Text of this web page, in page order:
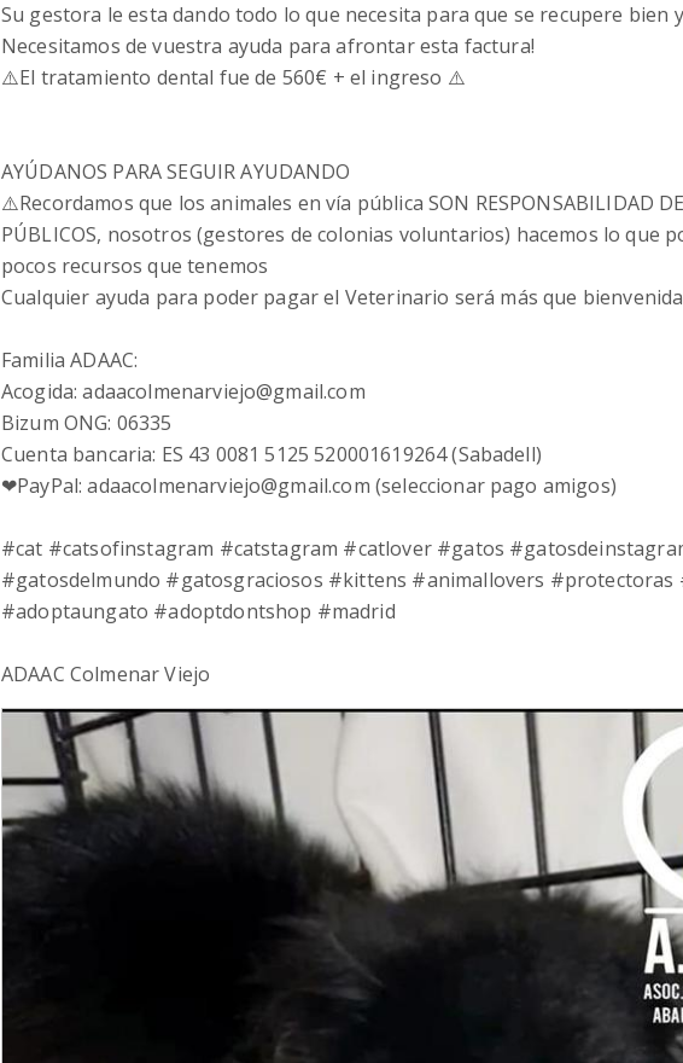
Su gestora le esta dando todo lo que necesita para que se recupere bien
Necesitamos de vuestra ayuda para afrontar esta factura!
⚠️El tratamiento dental fue de 560€ + el ingreso ⚠️
AYÚDANOS PARA SEGUIR AYUDANDO
⚠️Recordamos que los animales en vía pública SON RESPONSABILIDAD
PÚBLICOS, nosotros (gestores de colonias voluntarios) hacemos lo que
pocos recursos que tenemos
Cualquier ayuda para poder pagar el Veterinario será más que bienvenida
Familia ADAAC:
Acogida: adaacolmenarviejo@gmail.com
Bizum ONG: 06335
Cuenta bancaria: ES 43 0081 5125 520001619264 (Sabadell)
❤PayPal: adaacolmenarviejo@gmail.com (seleccionar pago amigos)
#cat #catsofinstagram #catstagram #catlover #gatos
#gatosdelmundo #gatosgraciosos #kittens #animallovers #protectoras
#adoptaungato #adoptdontshop #madrid
ADAAC Colmenar Viejo